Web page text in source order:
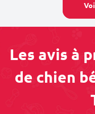
Les avis à
de chien